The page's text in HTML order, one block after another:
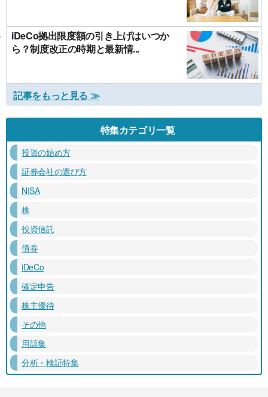
iDeCo拠出限度額の引き上げはいつか
ら？制度改正の時期と最新情...
記事をもっと見る ≫
特集カテゴリ一覧
投資の始め方
証券会社の選び方
NISA
株
投資信託
債券
iDeCo
確定申告
株主優待
その他
用語集
分析・検証特集